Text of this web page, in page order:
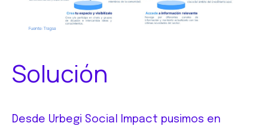
Solución
Desde Urbegi Social Impact pusimos en